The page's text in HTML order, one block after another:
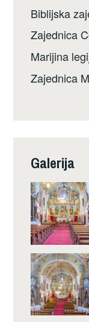
Biblijska
Zajednica
Marijina
Zajednica
Galerija